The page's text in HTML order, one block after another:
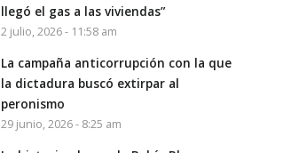
llegó el gas a las viviendas”
2 julio, 2026 - 11:58 am
La campaña anticorrupción con la que
la dictadura buscó extirpar al
peronismo
29 junio, 2026 - 8:25 am